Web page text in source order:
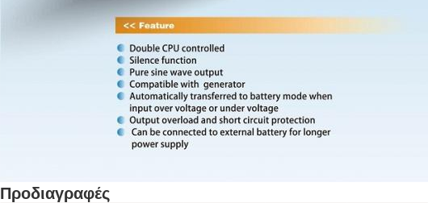
Προδιαγραφές